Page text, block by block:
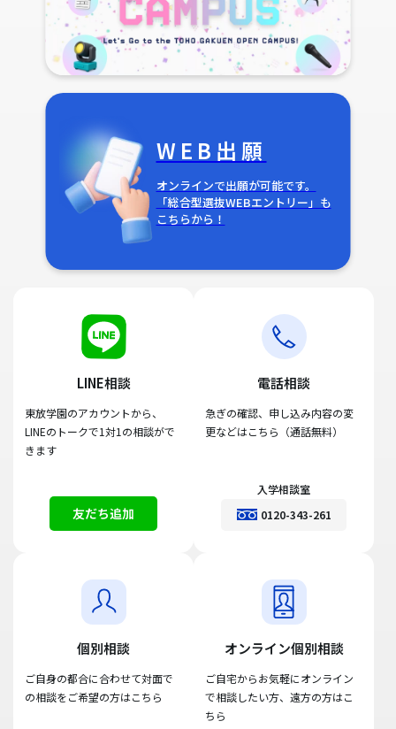
WEB出願
オンラインで出願が可能です。
「総合型選抜WEBエントリー」も
こちらから！
LINE相談
東放学園のアカウントから、
LINEのトークで1対1の相談がで
きます
友だち追加
電話相談
急ぎの確認、申し込み内容の変
更などはこちら（通話無料）
入学相談室
0120-343-261
個別相談
ご自身の都合に合わせて対面で
の相談をご希望の方はこちら
オンライン個別相談
ご自宅からお気軽にオンライン
で相談したい方、遠方の方はこ
ちら